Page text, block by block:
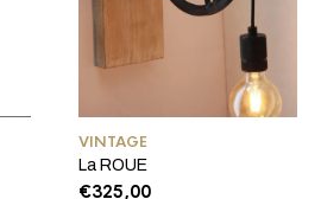
VINTAGE
La ROUE
€325,00